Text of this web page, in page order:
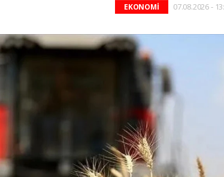
EKONOMİ 07.08.2026 -